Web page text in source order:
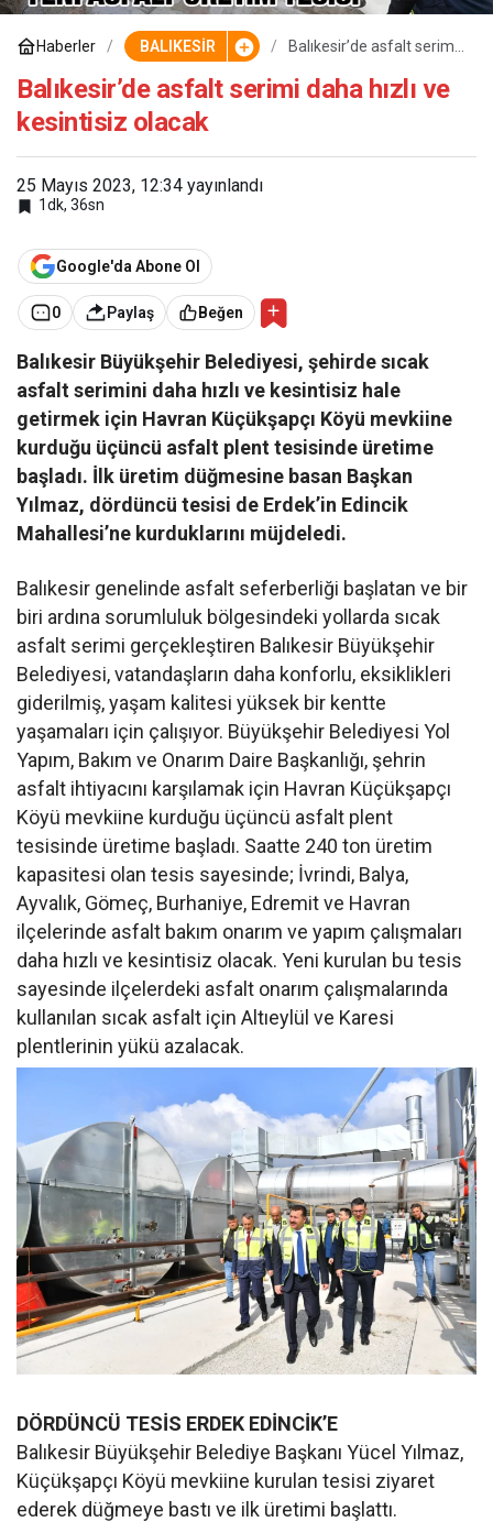
Haberler BALIKESİR
Balıkesir’de asfalt serimi
olacak
Balıkesir’de asfalt serimi daha hızlı ve
kesintisiz olacak
25 Mayıs 2023, 12:34 yayınlandı
1dk, 36sn
Google'da Abone Ol
0 Paylaş Beğen
Balıkesir Büyükşehir Belediyesi, şehirde sıcak
asfalt serimini daha hızlı ve kesintisiz hale
getirmek için Havran Küçükşapçı Köyü mevkiine
kurduğu üçüncü asfalt plent tesisinde üretime
başladı. İlk üretim düğmesine basan Başkan
Yılmaz, dördüncü tesisi de Erdek’in Edincik
Mahallesi’ne kurduklarını müjdeledi.
Balıkesir genelinde asfalt seferberliği başlatan ve bir
biri ardına sorumluluk bölgesindeki yollarda sıcak
asfalt serimi gerçekleştiren Balıkesir Büyükşehir
Belediyesi, vatandaşların daha konforlu, eksiklikleri
giderilmiş, yaşam kalitesi yüksek bir kentte
yaşamaları için çalışıyor. Büyükşehir Belediyesi Yol
Yapım, Bakım ve Onarım Daire Başkanlığı, şehrin
asfalt ihtiyacını karşılamak için Havran Küçükşapçı
Köyü mevkiine kurduğu üçüncü asfalt plent
tesisinde üretime başladı. Saatte 240 ton üretim
kapasitesi olan tesis sayesinde; İvrindi, Balya,
Ayvalık, Gömeç, Burhaniye, Edremit ve Havran
ilçelerinde asfalt bakım onarım ve yapım çalışmaları
daha hızlı ve kesintisiz olacak. Yeni kurulan bu tesis
sayesinde ilçelerdeki asfalt onarım çalışmalarında
kullanılan sıcak asfalt için Altıeylül ve Karesi
plentlerinin yükü azalacak.
DÖRDÜNCÜ TESİS ERDEK EDİNCİK’E
Balıkesir Büyükşehir Belediye Başkanı Yücel Yılmaz,
Küçükşapçı Köyü mevkiine kurulan tesisi ziyaret
ederek düğmeye bastı ve ilk üretimi başlattı.